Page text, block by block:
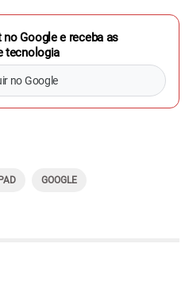
Google e receba as
tecnologia
no Google
GOOGLE